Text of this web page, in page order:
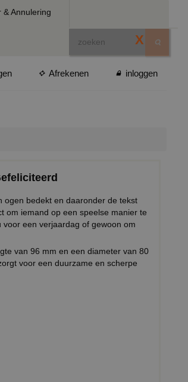
& Annulering
X
Afrekenen inloggen
ogen bedekt en daaronder de tekst
om iemand op een speelse manier te
een verjaardag of gewoon om
van 96 mm en een diameter van 80
voor een duurzame en scherpe